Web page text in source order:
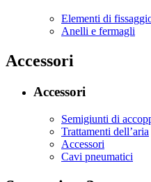
Elementi di
Anelli e fermagli
Accessori
Accessori
Semigiunti di
Trattamenti dell’aria
Accessori
Cavi pneumatici